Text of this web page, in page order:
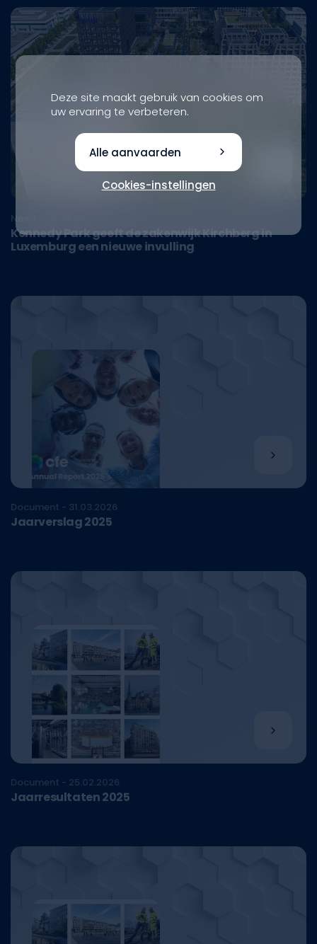
News - 28.04.2026
Kennedy Park geeft de zakenwijk Kirchberg in
Luxemburg een nieuwe invulling
Document - 31.03.2026
Jaarverslag 2025
Document - 25.02.2026
Jaarresultaten 2025
Deze site maakt gebruik van cookies om
uw ervaring te verbeteren.
Alle aanvaarden
Cookies-instellingen